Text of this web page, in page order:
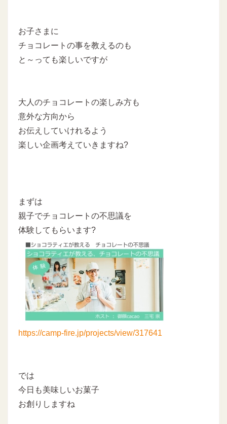
お子さまに
チョコレートの事を教えるのも
と～っても楽しいですが
大人のチョコレートの楽しみ方も
意外な方向から
お伝えしていけれるよう
楽しい企画考えていきますね?
まずは
親子でチョコレートの不思議を
体験してもらいます?
https://camp-fire.jp/projects/view/317641
では
今日も美味しいお菓子
お創りしますね